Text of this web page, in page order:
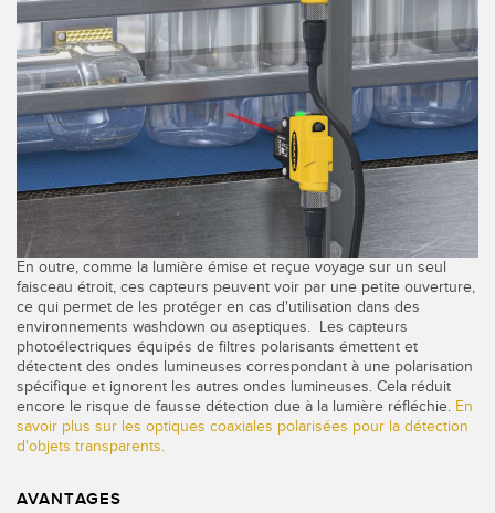
Capteurs avec IO-Link
En outre, comme la lumière émise et reçue voyage sur un seul
faisceau étroit, ces capteurs peuvent voir par une petite ouverture,
ce qui permet de les protéger en cas d'utilisation dans des
environnements washdown ou aseptiques. Les capteurs
photoélectriques équipés de filtres polarisants émettent et
détectent des ondes lumineuses correspondant à une polarisation
spécifique et ignorent les autres ondes lumineuses. Cela réduit
encore le risque de fausse détection due à la lumière réfléchie. En
savoir plus sur les optiques coaxiales polarisées pour la détection
d'objets transparents.
AVANTAGES